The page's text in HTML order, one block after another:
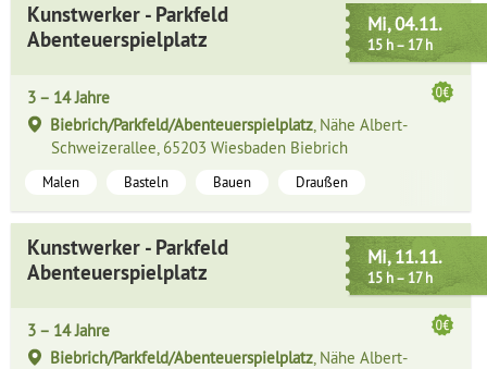
Mi, 04.11.
15 h – 17 h
Kunstwerker - Parkfeld
Abenteuerspielplatz
3 – 14 Jahre
Biebrich/Parkfeld/Abenteuerspielplatz, Nähe Albert-
Schweizerallee, 65203 Wiesbaden Biebrich
Malen Basteln Bauen Draußen
Mi, 11.11.
15 h – 17 h
Kunstwerker - Parkfeld
Abenteuerspielplatz
3 – 14 Jahre
Biebrich/Parkfeld/Abenteuerspielplatz, Nähe Albert-